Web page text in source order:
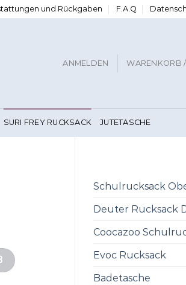
und Rückgaben F.A.Q
ANMELDEN WARENKORB /
SURI FREY RUCKSACK JUTETASCHE
Schulrucksack
Deuter Rucksack
Coocazoo
Evoc Rucksack
Badetasche